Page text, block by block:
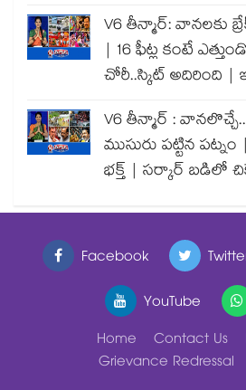
V6 తీన్మార్: వానలకు
| 16 ఫీట్ల కంటే
చోరీ..స్కిట్ అదిరింది |
V6 తీన్మార్ :
ముసురు పట్టిన
భక్త్ | సర్కార్ బడిలో
Facebook
YouTube
Home
Contact Us
Grievance Redressal